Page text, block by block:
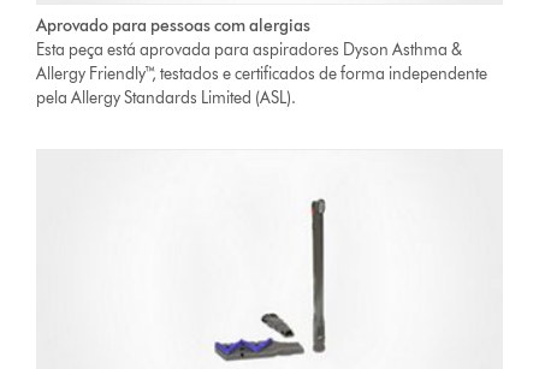
Aprovado para pessoas com alergias
Esta peça está aprovada para aspiradores Dyson Asthma &
Allergy Friendly™, testados e certificados de forma independente
pela Allergy Standards Limited (ASL).